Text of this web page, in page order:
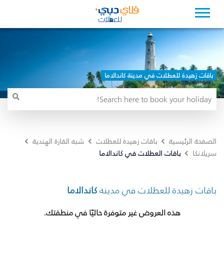
باقات زهيدة للعطلات في مدينة كاندالاما
الصفحة الرئيسية باقات زهيدة للعطلات
شبه القارة الهندية
سريلانكا
باقات العطلات في كاندالاما
باقات زهيدة للعطلات في مدينةكاندالاما
هذه العروض غير متوفرة حاليًا في منطقتك.